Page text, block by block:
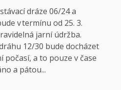
dráze 06/24 a
v termínu od 25. 3.
jarní údržba.
12/30 bude docházet
počasí, a to pouze v čase
a pátou...